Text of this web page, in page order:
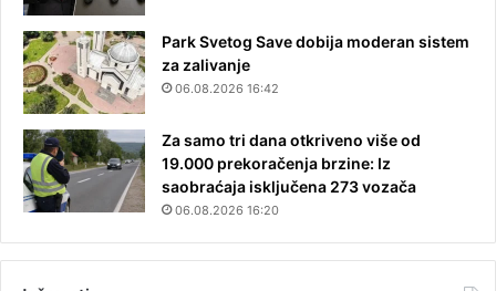
Park Svetog Save dobija moderan sistem
za zalivanje
06.08.2026 16:42
Za samo tri dana otkriveno više od
19.000 prekoračenja brzine: Iz
saobraćaja isključena 273 vozača
06.08.2026 16:20